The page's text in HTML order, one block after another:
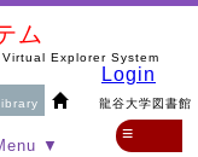
ム
Explorer System
龍谷大学図書館
Login
▼
≡